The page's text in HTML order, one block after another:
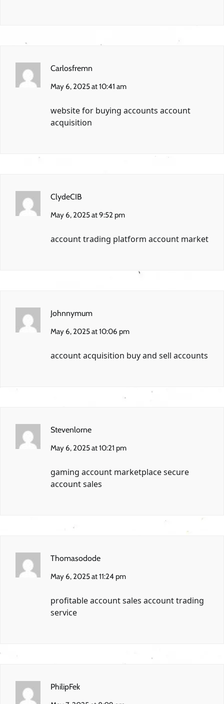
Carlosfremn
May 6, 2025 at 10:41 am
website for buying accounts account
acquisition
ClydeCIB
May 6, 2025 at 9:52 pm
account trading platform account market
Johnnymum
May 6, 2025 at 10:06 pm
account acquisition buy and sell accounts
Stevenlorne
May 6, 2025 at 10:21 pm
gaming account marketplacesecure
account sales
Thomasodode
May 6, 2025 at 11:24 pm
profitable account sales account trading
service
PhilipFek